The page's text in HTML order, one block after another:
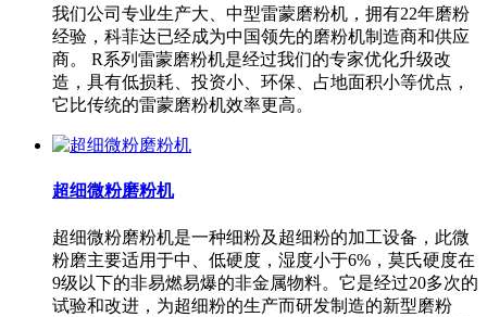
我们公司专业生产大、中型雷蒙磨粉机，拥有22年磨粉
经验，科菲达已经成为中国领先的磨粉机制造商和供应
商。 R系列雷蒙磨粉机是经过我们的专家优化升级改
造，具有低损耗、投资小、环保、占地面积小等优点，
它比传统的雷蒙磨粉机效率更高。
超细微粉磨粉机
超细微粉磨粉机是一种细粉及超细粉的加工设备，此微
粉磨主要适用于中、低硬度，湿度小于6%，莫氏硬度在
9级以下的非易燃易爆的非金属物料。它是经过20多次的
试验和改进，为超细粉的生产而研发制造的新型磨粉